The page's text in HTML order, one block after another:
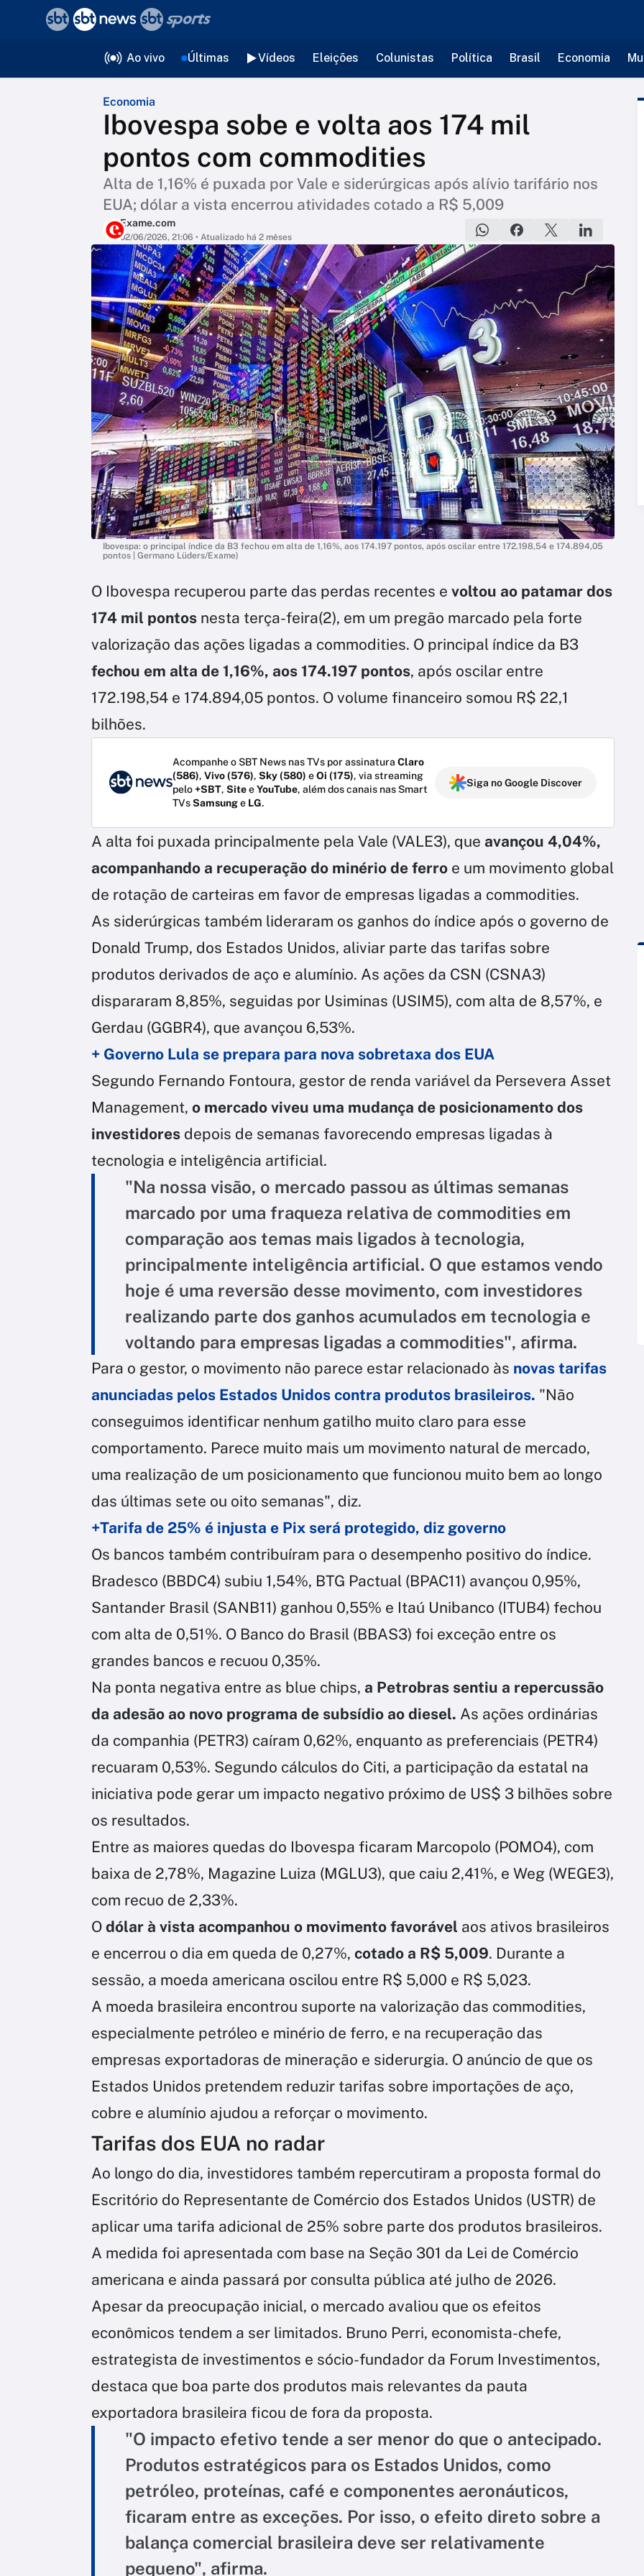
Ao vivo Últimas Vídeos Eleições Colunistas Política Brasil Economia
Economia
Ibovespa sobe e volta aos 174 mil
pontos com commodities
Alta de 1,16% é puxada por Vale e siderúrgicas após alívio tarifário nos
EUA; dólar a vista encerrou atividades cotado a R$ 5,009
Exame.com
02/06/2026, 21:06 • Atualizado há 2 mêses
Ibovespa: o principal índice da B3 fechou em alta de 1,16%, aos 174.197 pontos, após oscilar entre 172.198,54 e 174.894,05
pontos | Germano Lüders/Exame)
O Ibovespa recuperou parte das perdas recentes e voltou ao patamar dos
174 mil pontos nesta terça-feira(2), em um pregão marcado pela forte
valorização das ações ligadas a commodities. O principal índice da B3
fechou em alta de 1,16%, aos 174.197 pontos, após oscilar entre
172.198,54 e 174.894,05 pontos. O volume financeiro somou R$ 22,1
bilhões.
Acompanhe o SBT News nas TVs por assinatura Claro
(586), Vivo (576), Sky (580) eOi (175), via streaming
pelo+SBT, SiteeYouTube, além dos canais nas Smart
TVsSamsunge LG.
Siga no Google Discover
A alta foi puxada principalmente pela Vale (VALE3), que avançou 4,04%,
acompanhando a recuperação do minério de ferro e um movimento global
de rotação de carteiras em favor de empresas ligadas a commodities.
As siderúrgicas também lideraram os ganhos do índice após o governo de
Donald Trump, dos Estados Unidos, aliviar parte das tarifas sobre
produtos derivados de aço e alumínio. As ações da CSN (CSNA3)
dispararam 8,85%, seguidas por Usiminas (USIM5), com alta de 8,57%, e
Gerdau (GGBR4), que avançou 6,53%.
+ Governo Lula se prepara para nova sobretaxa dos EUA
Segundo Fernando Fontoura, gestor de renda variável da Persevera Asset
Management, o mercado viveu uma mudança de posicionamento dos
investidores depois de semanas favorecendo empresas ligadas à
tecnologia e inteligência artificial.
"Na nossa visão, o mercado passou as últimas semanas
marcado por uma fraqueza relativa de commodities em
comparação aos temas mais ligados à tecnologia,
principalmente inteligência artificial. O que estamos vendo
hoje é uma reversão desse movimento, com investidores
realizando parte dos ganhos acumulados em tecnologia e
voltando para empresas ligadas a commodities", afirma.
Para o gestor, o movimento não parece estar relacionado às novas tarifas
anunciadas pelos Estados Unidos contra produtos brasileiros. "Não
conseguimos identificar nenhum gatilho muito claro para esse
comportamento. Parece muito mais um movimento natural de mercado,
uma realização de um posicionamento que funcionou muito bem ao longo
das últimas sete ou oito semanas", diz.
+Tarifa de 25% é injusta e Pix será protegido, diz governo
Os bancos também contribuíram para o desempenho positivo do índice.
Bradesco (BBDC4) subiu 1,54%, BTG Pactual (BPAC11) avançou 0,95%,
Santander Brasil (SANB11) ganhou 0,55% e Itaú Unibanco (ITUB4) fechou
com alta de 0,51%. O Banco do Brasil (BBAS3) foi exceção entre os
grandes bancos e recuou 0,35%.
Na ponta negativa entre as blue chips, a Petrobras sentiu a repercussão
da adesão ao novo programa de subsídio ao diesel. As ações ordinárias
da companhia (PETR3) caíram 0,62%, enquanto as preferenciais (PETR4)
recuaram 0,53%. Segundo cálculos do Citi, a participação da estatal na
iniciativa pode gerar um impacto negativo próximo de US$ 3 bilhões sobre
os resultados.
Entre as maiores quedas do Ibovespa ficaram Marcopolo (POMO4), com
baixa de 2,78%, Magazine Luiza (MGLU3), que caiu 2,41%, e Weg (WEGE3),
com recuo de 2,33%.
O dólar à vista acompanhou o movimento favorável aos ativos brasileiros
e encerrou o dia em queda de 0,27%, cotado a R$ 5,009. Durante a
sessão, a moeda americana oscilou entre R$ 5,000 e R$ 5,023.
A moeda brasileira encontrou suporte na valorização das commodities,
especialmente petróleo e minério de ferro, e na recuperação das
empresas exportadoras de mineração e siderurgia. O anúncio de que os
Estados Unidos pretendem reduzir tarifas sobre importações de aço,
cobre e alumínio ajudou a reforçar o movimento.
Tarifas dos EUA no radar
Ao longo do dia, investidores também repercutiram a proposta formal do
Escritório do Representante de Comércio dos Estados Unidos (USTR) de
aplicar uma tarifa adicional de 25% sobre parte dos produtos brasileiros.
A medida foi apresentada com base na Seção 301 da Lei de Comércio
americana e ainda passará por consulta pública até julho de 2026.
Apesar da preocupação inicial, o mercado avaliou que os efeitos
econômicos tendem a ser limitados. Bruno Perri, economista-chefe,
estrategista de investimentos e sócio-fundador da Forum Investimentos,
destaca que boa parte dos produtos mais relevantes da pauta
exportadora brasileira ficou de fora da proposta.
"O impacto efetivo tende a ser menor do que o antecipado.
Produtos estratégicos para os Estados Unidos, como
petróleo, proteínas, café e componentes aeronáuticos,
ficaram entre as exceções. Por isso, o efeito direto sobre a
balança comercial brasileira deve ser relativamente
pequeno", afirma.
voltar
Editorias